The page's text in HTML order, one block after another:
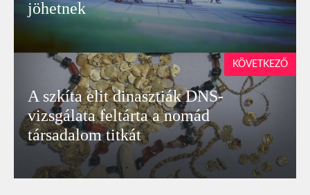
jöhetnek
A szkíta elit dinasztiák DNS-
vizsgálata feltárta a nomád
társadalom titkát
KÖVETKEZŐ